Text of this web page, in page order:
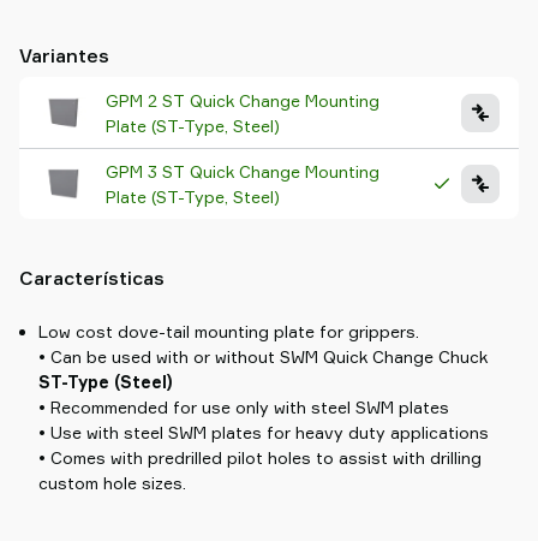
Variantes
GPM 2 ST Quick Change Mounting
Plate (ST-Type, Steel)
GPM 3 ST Quick Change Mounting
Plate (ST-Type, Steel)
Características
Low cost dove-tail mounting plate for grippers.
• Can be used with or without SWM Quick Change Chuck
ST-Type (Steel)
• Recommended for use only with steel SWM plates
• Use with steel SWM plates for heavy duty applications
• Comes with predrilled pilot holes to assist with drilling
custom hole sizes.